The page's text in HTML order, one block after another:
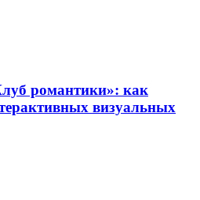
романтики»: как
визуальных